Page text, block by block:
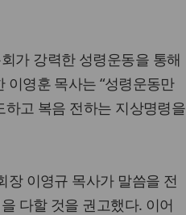
가 강력한 성령운동을 통해
영훈 목사는 “성령운동만
고 복음 전하는 지상명령을
장 이영규 목사가 말씀을 전
다할 것을 권고했다. 이어